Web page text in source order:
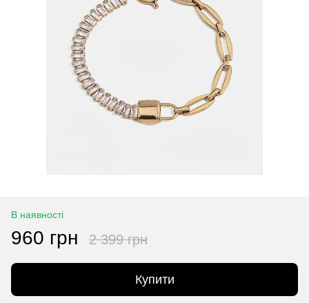
В наявності
960 грн 2 399 грн
Купити